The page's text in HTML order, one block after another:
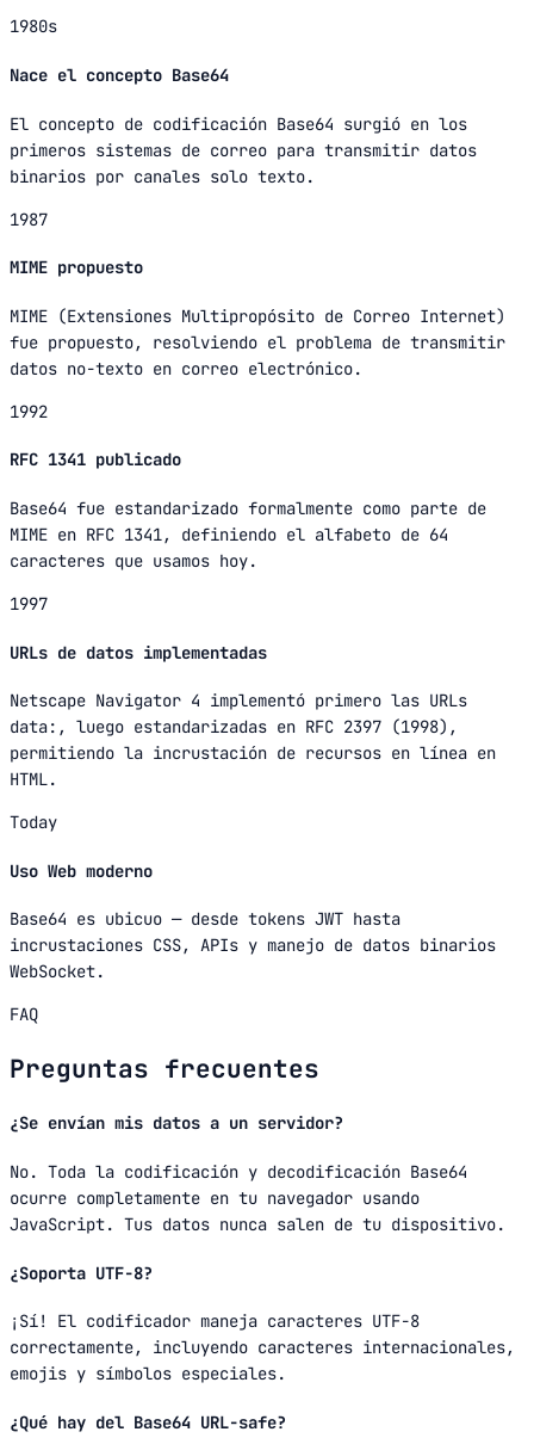
1980s
Nace el concepto Base64
El concepto de codificación Base64 surgió en los
primeros sistemas de correo para transmitir datos
binarios por canales solo texto.
1987
MIME propuesto
MIME (Extensiones Multipropósito de Correo Internet)
fue propuesto, resolviendo el problema de transmitir
datos no-texto en correo electrónico.
1992
RFC 1341 publicado
Base64 fue estandarizado formalmente como parte de
MIME en RFC 1341, definiendo el alfabeto de 64
caracteres que usamos hoy.
1997
URLs de datos implementadas
Netscape Navigator 4 implementó primero las URLs
data:, luego estandarizadas en RFC 2397 (1998),
permitiendo la incrustación de recursos en línea en
HTML.
Today
Uso Web moderno
Base64 es ubicuo — desde tokens JWT hasta
incrustaciones CSS, APIs y manejo de datos binarios
WebSocket.
FAQ
Preguntas frecuentes
¿Se envían mis datos a un servidor?
No. Toda la codificación y decodificación Base64
ocurre completamente en tu navegador usando
JavaScript. Tus datos nunca salen de tu dispositivo.
¿Soporta UTF-8?
¡Sí! El codificador maneja caracteres UTF-8
correctamente, incluyendo caracteres internacionales,
emojis y símbolos especiales.
¿Qué hay del Base64 URL-safe?